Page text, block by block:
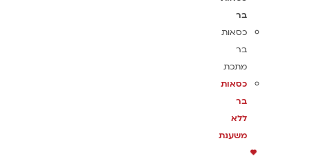
בר
כסאות
בר
מתכת
כסאות
בר
ללא
משענת